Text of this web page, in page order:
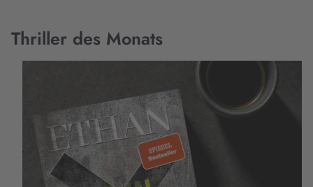
Thriller des Monats